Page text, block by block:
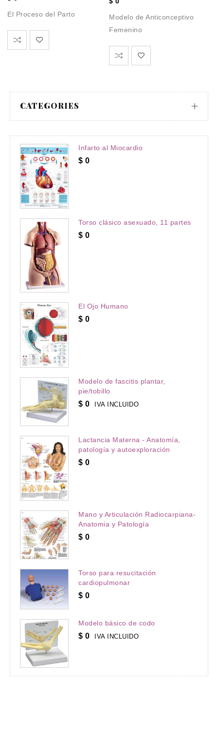
CATEGORIES
Infarto al Miocardio
$ 0
Torso clásico asexuado, 11 partes
$ 0
El Ojo Humano
$ 0
Modelo de fascitis plantar,
pie/tobillo
$ 0 IVA INCLUIDO
Lactancia Materna - Anatomía,
patología y autoexploración
$ 0
Mano y Articulación Radiocarpiana-
Anatomia y Patología
$ 0
Torso para resucitación
cardiopulmonar
$ 0
Modelo básico de codo
$ 0 IVA INCLUIDO
El Proceso del Parto
Modelo de Anticonceptivo
Femenino